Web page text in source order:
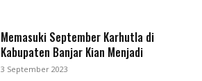
Memasuki September Karhutla di
Kabupaten Banjar Kian Menjadi
3 September 2023